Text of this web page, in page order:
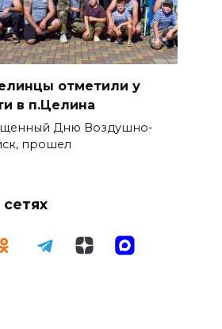
отметили у
в п.Целина
Дню Воздушно-
прошел